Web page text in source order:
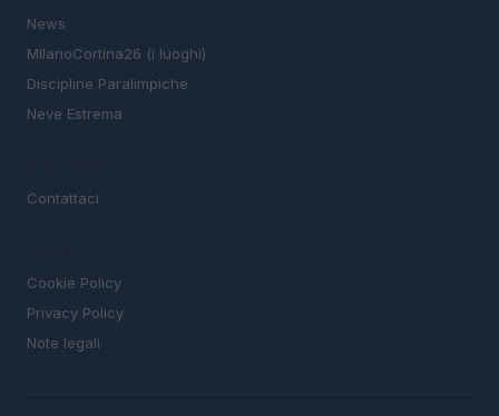
News
MIlanoCortina26 (i luoghi)
Discipline Paralimpiche
Neve Estrema
Contattaci
Cookie Policy
Privacy Policy
Note legali